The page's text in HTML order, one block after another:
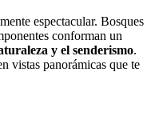
espectacular. Bosques
conforman un
y el senderismo.
vistas panorámicas que te